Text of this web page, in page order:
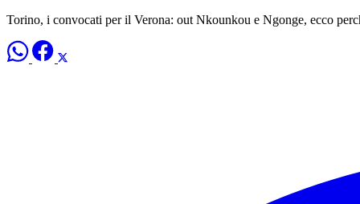
Torino, i convocati per il Verona: out Nkounkou e Ngonge, ecco